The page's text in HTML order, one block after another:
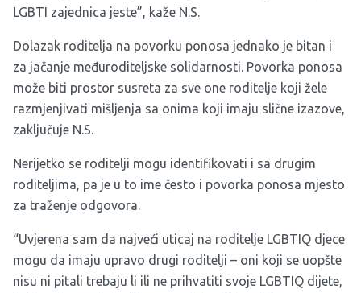
LGBTI zajednica jeste”, kaže N.S.
Dolazak roditelja na povorku ponosa jednako je bitan i
za jačanje međuroditeljske solidarnosti. Povorka ponosa
može biti prostor susreta za sve one roditelje koji žele
razmjenjivati mišljenja sa onima koji imaju slične izazove,
zaključuje N.S.
Nerijetko se roditelji mogu identifikovati i sa drugim
roditeljima, pa je u to ime često i povorka ponosa mjesto
za traženje odgovora.
“Uvjerena sam da najveći uticaj na roditelje LGBTIQ djece
mogu da imaju upravo drugi roditelji – oni koji se uopšte
nisu ni pitali trebaju li ili ne prihvatiti svoje LGBTIQ dijete,